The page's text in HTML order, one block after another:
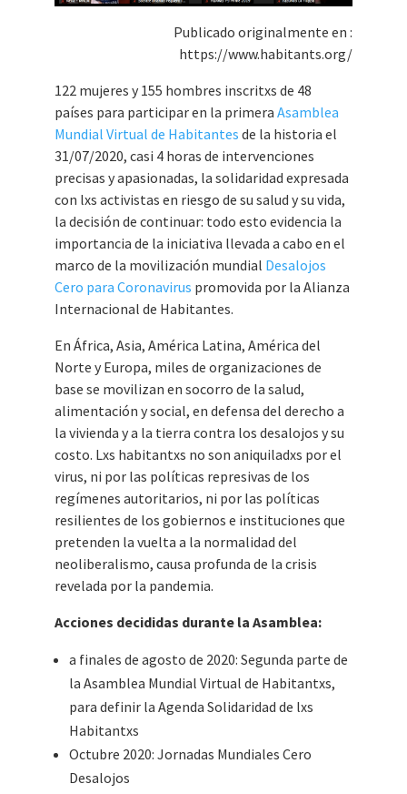
Publicado originalmente en :
https://www.habitants.org/
122 mujeres y 155 hombres inscritxs de 48
países para participar en la primera Asamblea
Mundial Virtual de Habitantes de la historia el
31/07/2020, casi 4 horas de intervenciones
precisas y apasionadas, la solidaridad expresada
con lxs activistas en riesgo de su salud y su vida,
la decisión de continuar: todo esto evidencia la
importancia de la iniciativa llevada a cabo en el
marco de la movilización mundial Desalojos
Cero para Coronavirus promovida por la Alianza
Internacional de Habitantes.
En África, Asia, América Latina, América del
Norte y Europa, miles de organizaciones de
base se movilizan en socorro de la salud,
alimentación y social, en defensa del derecho a
la vivienda y a la tierra contra los desalojos y su
costo. Lxs habitantxs no son aniquiladxs por el
virus, ni por las políticas represivas de los
regímenes autoritarios, ni por las políticas
resilientes de los gobiernos e instituciones que
pretenden la vuelta a la normalidad del
neoliberalismo, causa profunda de la crisis
revelada por la pandemia.
Acciones decididas durante la Asamblea:
a finales de agosto de 2020: Segunda parte de
la Asamblea Mundial Virtual de Habitantxs,
para definir la Agenda Solidaridad de lxs
Habitantxs
Octubre 2020: Jornadas Mundiales Cero
Desalojos